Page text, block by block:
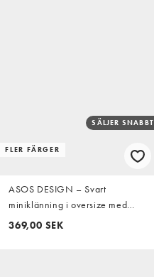
FLER FÄRGER
SÄLJER SNABBT
ASOS DESIGN – Svart
miniklänning i oversize med
spetskant
369,00 SEK